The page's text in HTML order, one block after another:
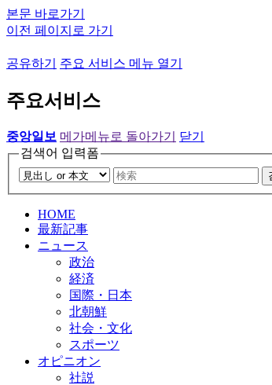
본문 바로가기
이전 페이지로 가기
공유하기 주요 서비스 메뉴 열기
주요서비스
중앙일보 메가메뉴로 돌아가기
닫기
검색어 입력폼
HOME
最新記事
ニュース
政治
経済
国際・日本
北朝鮮
社会・文化
スポーツ
オピニオン
社説